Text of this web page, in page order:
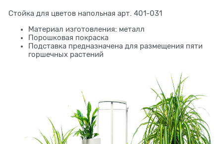
Стойка для цветов напольная арт. 401-031
Материал изготовления: металл
Порошковая покраска
Подставка предназначена для размещения пяти
горшечных растений